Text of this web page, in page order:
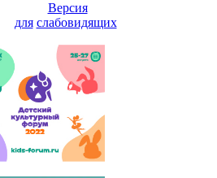
Версия
для слабовидящих